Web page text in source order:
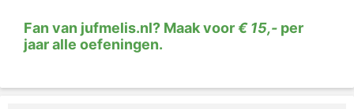
Fan van jufmelis.nl? Maak voor€ 15,- per
jaar alle oefeningen.